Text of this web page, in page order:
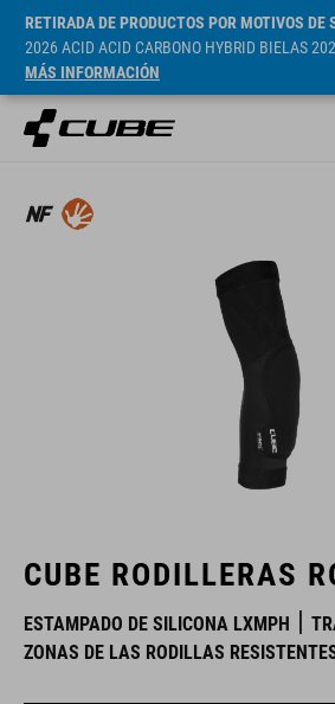
RETIRADA DE PRODUCTOS POR MOTIVOS DE
2026 ACID ACID CARBONO HYBRID BIELAS
MÁS INFORMACIÓN
CUBE RODILLERAS
ESTAMPADO DE SILICONA LXMPH
ZONAS DE LAS RODILLAS